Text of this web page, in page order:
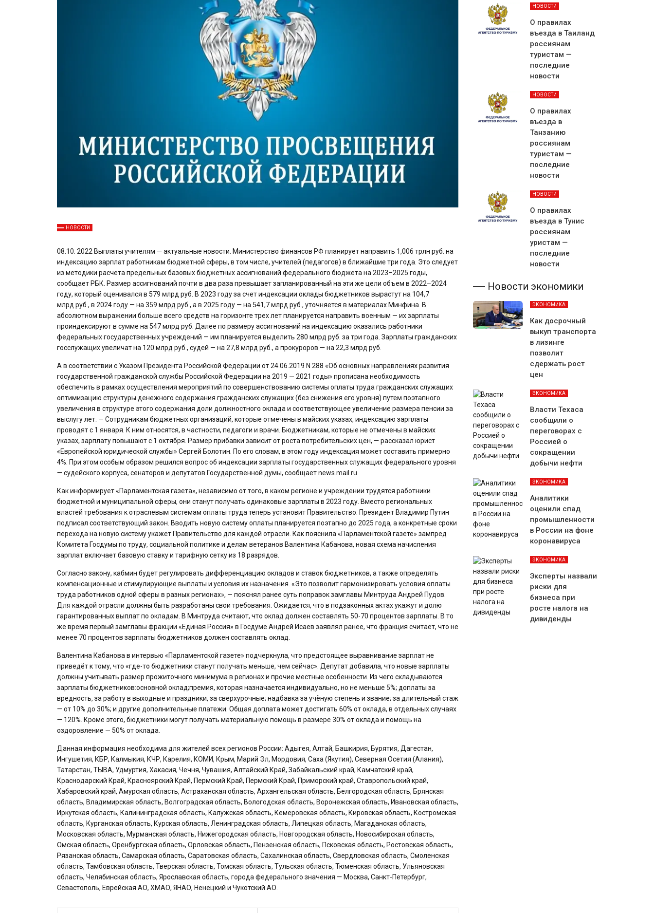
НОВОСТИ
08.10. 2022 Выплаты учителям — актуальные новости. Министерство финансов РФ планирует направить 1,006 трлн руб. на
индексацию зарплат работникам бюджетной сферы, в том числе, учителей (педагогов) в ближайшие три года. Это следует
из методики расчета предельных базовых бюджетных ассигнований федерального бюджета на 2023–2025 годы,
сообщает РБК. Размер ассигнований почти в два раза превышает запланированный на эти же цели объем в 2022–2024
году, который оценивался в 579 млрд руб. В 2023 году за счет индексации оклады бюджетников вырастут на 104,7
млрд руб., в 2024 году — на 359 млрд руб., а в 2025 году — на 541,7 млрд руб., уточняется в материалах Минфина. В
абсолютном выражении больше всего средств на горизонте трех лет планируется направить военным — их зарплаты
проиндексируют в сумме на 547 млрд руб. Далее по размеру ассигнований на индексацию оказались работники
федеральных государственных учреждений — им планируется выделить 280 млрд руб. за три года. Зарплаты гражданских
госслужащих увеличат на 120 млрд руб., судей — на 27,8 млрд руб., а прокуроров — на 22,3 млрд руб.
А в соответствии с Указом Президента Российской Федерации от 24.06.2019 N 288 «Об основных направлениях развития
государственной гражданской службы Российской Федерации на 2019 — 2021 годы» прописана необходимость
обеспечить в рамках осуществления мероприятий по совершенствованию системы оплаты труда гражданских служащих
оптимизацию структуры денежного содержания гражданских служащих (без снижения его уровня) путем поэтапного
увеличения в структуре этого содержания доли должностного оклада и соответствующее увеличение размера пенсии за
выслугу лет. — Сотрудникам бюджетных организаций, которые отмечены в майских указах, индексацию зарплаты
проводят с 1 января. К ним относятся, в частности, педагоги и врачи. Бюджетникам, которые не отмечены в майских
указах, зарплату повышают с 1 октября. Размер прибавки зависит от роста потребительских цен, — рассказал юрист
«Европейской юридической службы» Сергей Болотин. По его словам, в этом году индексация может составить примерно
4%. При этом особым образом решился вопрос об индексации зарплаты государственных служащих федерального уровня
— судейского корпуса, сенаторов и депутатов Государственной думы, сообщает news.mail.ru
Как информирует «Парламентская газета», независимо от того, в каком регионе и учреждении трудятся работники
бюджетной и муниципальной сферы, они станут получать одинаковые зарплаты в 2023 году. Вместо региональных
властей требования к отраслевым системам оплаты труда теперь установит Правительство. Президент Владимир Путин
подписал соответствующий закон. Вводить новую систему оплаты планируется поэтапно до 2025 года, а конкретные сроки
перехода на новую систему укажет Правительство для каждой отрасли. Как пояснила «Парламентской газете» зампред
Комитета Госдумы по труду, социальной политике и делам ветеранов Валентина Кабанова, новая схема начисления
зарплат включает базовую ставку и тарифную сетку из 18 разрядов.
Согласно закону, кабмин будет регулировать дифференциацию окладов и ставок бюджетников, а также определять
компенсационные и стимулирующие выплаты и условия их назначения. «Это позволит гармонизировать условия оплаты
труда работников одной сферы в разных регионах», — пояснял ранее суть поправок замглавы Минтруда Андрей Пудов.
Для каждой отрасли должны быть разработаны свои требования. Ожидается, что в подзаконных актах укажут и долю
гарантированных выплат по окладам. В Минтруда считают, что оклад должен составлять 50-70 процентов зарплаты. В то
же время первый замглавы фракции «Единая Россия» в Госдуме Андрей Исаев заявлял ранее, что фракция считает, что не
менее 70 процентов зарплаты бюджетников должен составлять оклад.
Валентина Кабанова в интервью «Парламентской газете» подчеркнула, что предстоящее выравнивание зарплат не
приведёт к тому, что «где-то бюджетники станут получать меньше, чем сейчас». Депутат добавила, что новые зарплаты
должны учитывать размер прожиточного минимума в регионах и прочие местные особенности. Из чего складываются
зарплаты бюджетников:основной оклад;премия, которая назначается индивидуально, но не меньше 5%; доплаты за
вредность, за работу в выходные и праздники, за сверхурочные; надбавка за учёную степень и звание; за длительный стаж
— от 10% до 30%; и другие дополнительные платежи. Общая доплата может достигать 60% от оклада, в отдельных случаях
— 120%. Кроме этого, бюджетники могут получать материальную помощь в размере 30% от оклада и помощь на
оздоровление — 50% от оклада.
Данная информация необходима для жителей всех регионов России: Адыгея, Алтай, Башкирия, Бурятия, Дагестан,
Ингушетия, КБР, Калмыкия, КЧР, Карелия, КОМИ, Крым, Марий Эл, Мордовия, Саха (Якутия), Северная Осетия (Алания),
Татарстан, ТЫВА, Удмуртия, Хакасия, Чечня, Чувашия, Алтайский Край, Забайкальский край, Камчатский край,
Краснодарский Край, Красноярский Край, Пермский Край, Пермский Край, Приморский край, Ставропольский край,
Хабаровский край, Амурская область, Астраханская область, Архангельская область, Белгородская область, Брянская
область, Владимирская область, Волгоградская область, Вологодская область, Воронежская область, Ивановская область,
Иркутская область, Калининградская область, Калужская область, Кемеровская область, Кировская область, Костромская
область, Курганская область, Курская область, Ленинградская область, Липецкая область, Магаданская область,
Московская область, Мурманская область, Нижегородская область, Новгородская область, Новосибирская область,
Омская область, Оренбургская область, Орловская область, Пензенская область, Псковская область, Ростовская область,
Рязанская область, Самарская область, Саратовская область, Сахалинская область, Свердловская область, Смоленская
область, Тамбовская область, Тверская область, Томская область, Тульская область, Тюменская область, Ульяновская
область, Челябинская область, Ярославская область, города федерального значения — Москва, Санкт-Петербург,
Севастополь, Еврейская АО, ХМАО, ЯНАО, Ненецкий и Чукотский АО.
НОВОСТИ
О правилах
въезда в Таиланд
россиянам
туристам —
последние
новости
НОВОСТИ
О правилах
въезда в
Танзанию
россиянам
туристам —
последние
новости
НОВОСТИ
О правилах
въезда в Тунис
россиянам
уристам —
последние
новости
Новости экономики
ЭКОНОМИКА
Как досрочный
выкуп транспорта
в лизинге
позволит
сдержать рост
цен
ЭКОНОМИКА
Власти Техаса
сообщили о
переговорах с
Россией о
сокращении
добычи нефти
ЭКОНОМИКА
Аналитики
оценили спад
промышленности
в России на фоне
коронавируса
ЭКОНОМИКА
Эксперты назвали
риски для
бизнеса при
росте налога на
дивиденды